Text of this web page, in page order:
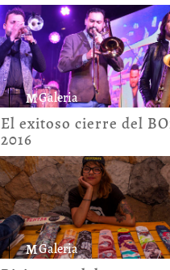
MGaleria
El exitoso cierre del
2016
MGaleria